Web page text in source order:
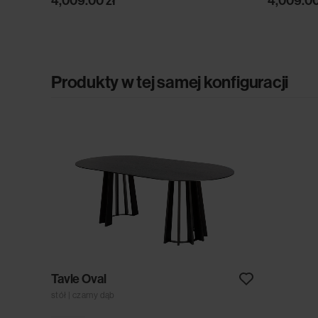
Produkty w tej samej konfiguracji
Tavle Oval
stół | czarny dąb